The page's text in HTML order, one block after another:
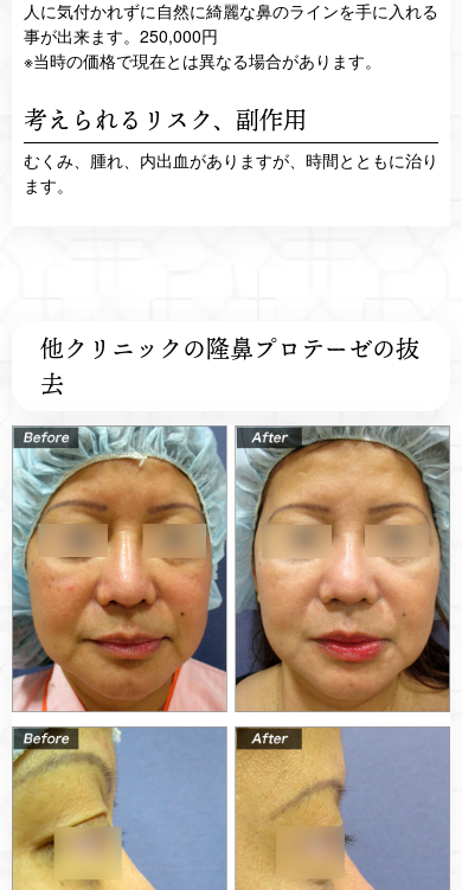
人に気付かれずに自然に綺麗な鼻のラインを手に入れる
事が出来ます。250,000円
※当時の価格で現在とは異なる場合があります。
考えられるリスク、 副作用
むくみ、腫れ、内出血がありますが、時間とともに治り
ます。
他クリニックの隆鼻プロテーゼの抜
去